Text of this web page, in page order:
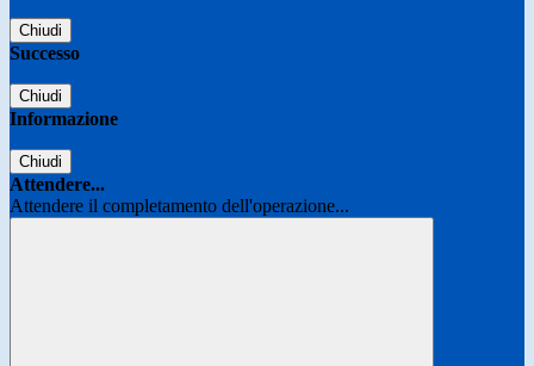
Chiudi
Successo
Chiudi
Informazione
Chiudi
Attendere...
Attendere il completamento dell'operazione...